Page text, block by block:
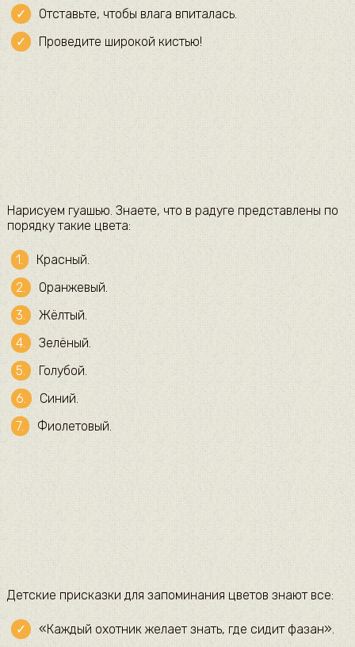
Отставьте, чтобы влага впиталась.
Проведите широкой кистью!
Нарисуем гуашью. Знаете, что в радуге представлены по
порядку такие цвета:
Красный.
Оранжевый.
Жёлтый.
Зелёный.
Голубой.
Синий.
Фиолетовый.
Детские присказки для запоминания цветов знают все:
«Каждый охотник желает знать, где сидит фазан».